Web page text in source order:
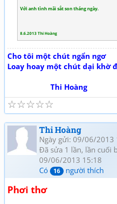
Với anh tình mãi sắt son tháng ngày.
8.6.2013 Thi Hoàng
Cho tôi một chút ngẩn ngơ
Loay hoay một chút dại khờ
Thi Hoàng
☆
☆
☆
☆
☆
Thi Hoàng
Ngày gửi: 09/06/2013
Đã sửa 1 lần, lần cuối
09/06/2013 15:18
Có
16 người thích
Phơi thơ